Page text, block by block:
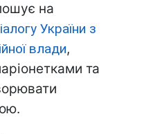
на
України з
влади,
та